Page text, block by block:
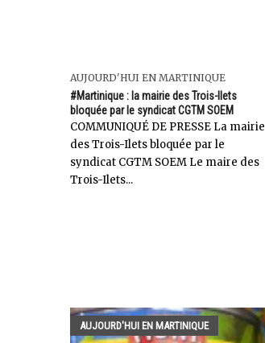
AUJOURD'HUI EN MARTINIQUE
#Martinique : la mairie des Trois-Ilets
bloquée par le syndicat CGTM SOEM
COMMUNIQUÉ DE PRESSE La mairie
des Trois-Ilets bloquée par le
syndicat CGTM SOEM Le maire des
Trois-Ilets...
AUJOURD'HUI EN MARTINIQUE